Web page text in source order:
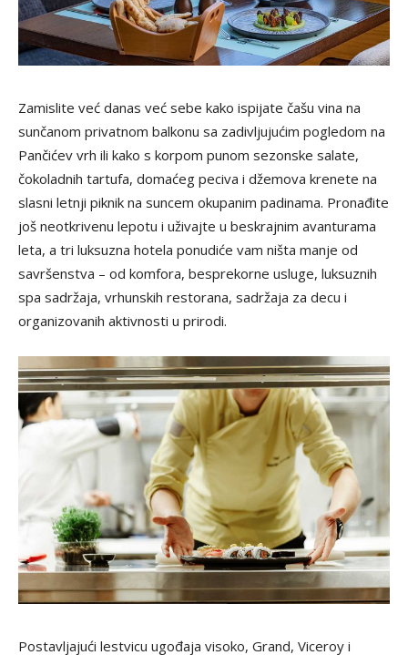
Zamislite već danas već sebe kako ispijate čašu vina na
sunčanom privatnom balkonu sa zadivljujućim pogledom na
Pančićev vrh ili kako s korpom punom sezonske salate,
čokoladnih tartufa, domaćeg peciva i džemova krenete na
slasni letnji piknik na suncem okupanim padinama. Pronađite
još neotkrivenu lepotu i uživajte u beskrajnim avanturama
leta, a tri luksuzna hotela ponudiće vam ništa manje od
savršenstva – od komfora, besprekorne usluge, luksuznih
spa sadržaja, vrhunskih restorana, sadržaja za decu i
organizovanih aktivnosti u prirodi.
Postavljajući lestvicu ugođaja visoko, Grand, Viceroy i